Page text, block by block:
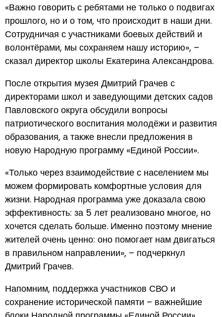
«Важно говорить с ребятами не только о подвигах
прошлого, но и о том, что происходит в наши дни.
Сотрудничая с участниками боевых действий и
волонтёрами, мы сохраняем нашу историю», –
сказал директор школы Екатерина Александрова.
После открытия музея Дмитрий Грачев с
директорами школ и заведующими детских садов
Павловского округа обсудили вопросы
патриотического воспитания молодёжи и развития
образования, а также внесли предложения в
новую Народную программу «Единой России».
«Только через взаимодействие с населением мы
можем формировать комфортные условия для
жизни. Народная программа уже доказала свою
эффективность: за 5 лет реализовано многое, но
хочется сделать больше. Именно поэтому мнение
жителей очень ценно: оно помогает нам двигаться
в правильном направлении», – подчеркнул
Дмитрий Грачев.
Напомним, поддержка участников СВО и
сохранение исторической памяти – важнейшие